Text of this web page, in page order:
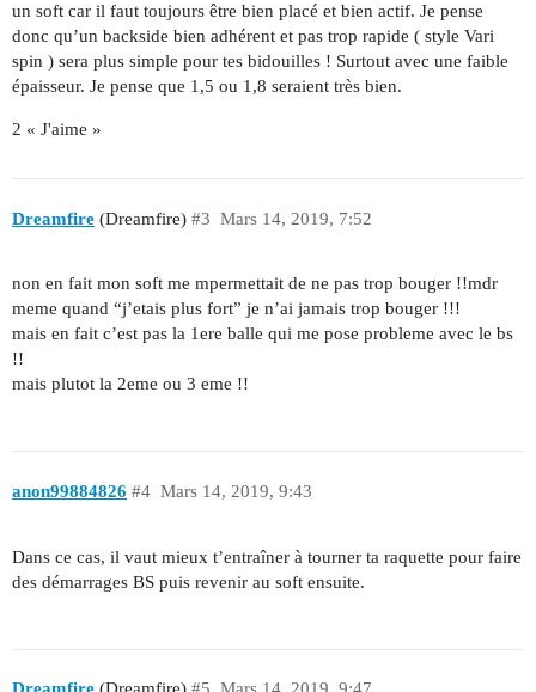
un soft car il faut toujours être bien placé et bien actif. Je pense
donc qu’un backside bien adhérent et pas trop rapide ( style Vari
spin ) sera plus simple pour tes bidouilles ! Surtout avec une faible
épaisseur. Je pense que 1,5 ou 1,8 seraient très bien.
2 « J'aime »
Dreamfire (Dreamfire) Mars 14, 2019, 7:52
#3
non en fait mon soft me mpermettait de ne pas trop bouger !!mdr
meme quand “j’etais plus fort” je n’ai jamais trop bouger !!!
mais en fait c’est pas la 1ere balle qui me pose probleme avec le bs
!!
mais plutot la 2eme ou 3 eme !!
anon99884826 Mars 14, 2019, 9:43
#4
Dans ce cas, il vaut mieux t’entraîner à tourner ta raquette pour faire
des démarrages BS puis revenir au soft ensuite.